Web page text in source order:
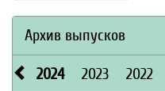
Архив выпусков
2024 2023 2022